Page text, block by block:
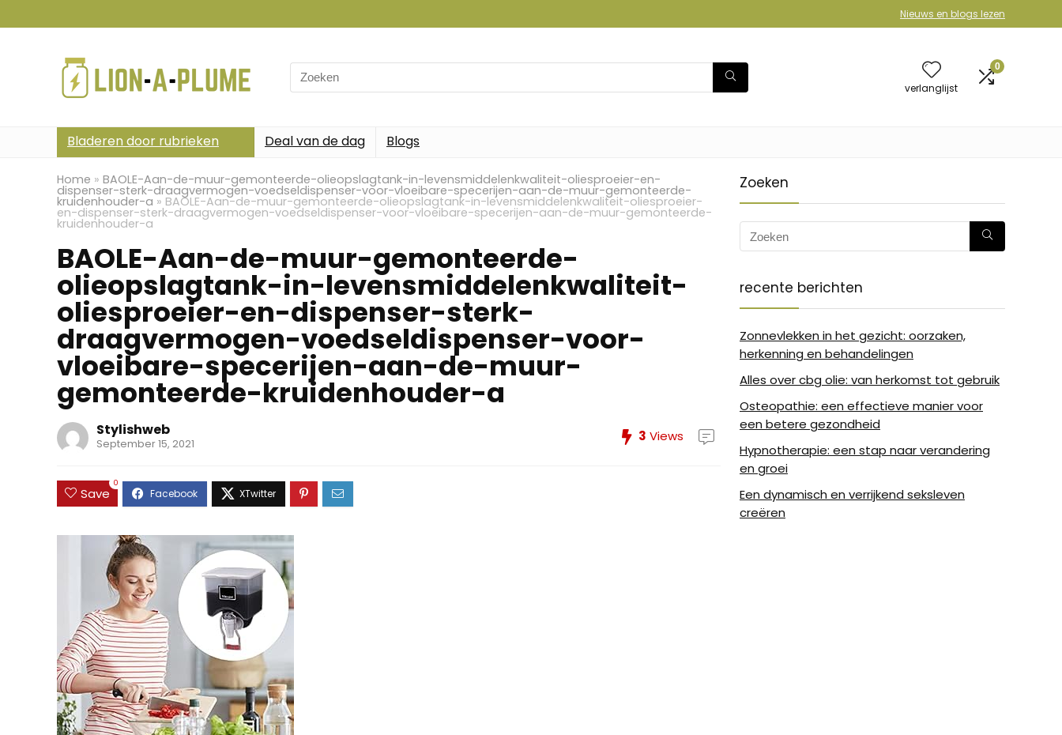
Nieuws en blogs lezen
Search
for:
verlanglijst
0
Bladeren door rubrieken Deal van de dag Blogs
Home » BAOLE-Aan-de-muur-gemonteerde-olieopslagtank-in-levensmiddelenkwaliteit-oliesproeier-en-
dispenser-sterk-draagvermogen-voedseldispenser-voor-vloeibare-specerijen-aan-de-muur-gemonteerde-
kruidenhouder-a » BAOLE-Aan-de-muur-gemonteerde-olieopslagtank-in-levensmiddelenkwaliteit-oliesproeier-
en-dispenser-sterk-draagvermogen-voedseldispenser-voor-vloeibare-specerijen-aan-de-muur-gemonteerde-
kruidenhouder-a
BAOLE-Aan-de-muur-gemonteerde-
olieopslagtank-in-levensmiddelenkwaliteit-
oliesproeier-en-dispenser-sterk-
draagvermogen-voedseldispenser-voor-
vloeibare-specerijen-aan-de-muur-
gemonteerde-kruidenhouder-a
Stylishweb
September 15, 2021 3 Views
Save
0
Zoeken
recente berichten
Zonnevlekken in het gezicht: oorzaken,
herkenning en behandelingen
Alles over cbg olie: van herkomst tot gebruik
Osteopathie: een effectieve manier voor
een betere gezondheid
Hypnotherapie: een stap naar verandering
en groei
Een dynamisch en verrijkend seksleven
creëren